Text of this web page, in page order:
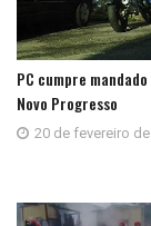
PC cumpre
Novo Progresso
20 de fevereiro